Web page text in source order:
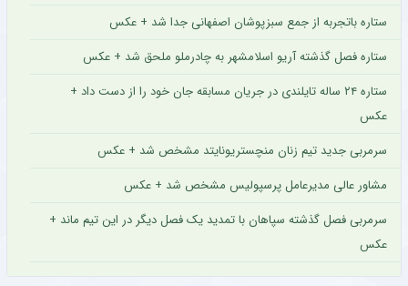
ستاره باتجربه از جمع سبزپوشان اصفهانی جدا شد + عکس
ستاره فصل گذشته آریو اسلامشهر به چادرملو ملحق شد + عکس
ستاره ۲۴ ساله تایلندی در جریان مسابقه جان خود را از دست داد +
عکس
سرمربی جدید تیم زنان منچستریونایتد مشخص شد + عکس
مشاور عالی مدیرعامل پرسپولیس مشخص شد + عکس
سرمربی فصل گذشته سپاهان با تمدید یک فصل دیگر در این تیم ماند +
عکس